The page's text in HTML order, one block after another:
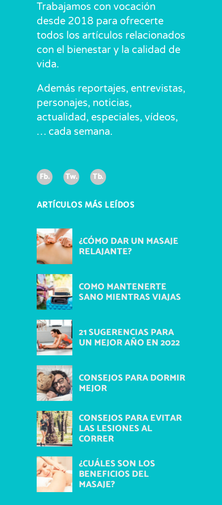
Trabajamos con vocación
desde 2018 para ofrecerte
todos los artículos relacionados
con el bienestar y la calidad de
vida.
Además reportajes, entrevistas,
personajes, noticias,
actualidad, especiales, vídeos,
… cada semana.
Fb. Tw. Tb.
ARTÍCULOS MÁS LEÍDOS
¿CÓMO DAR UN MASAJE
RELAJANTE?
COMO MANTENERTE
SANO MIENTRAS VIAJAS
21 SUGERENCIAS PARA
UN MEJOR AÑO EN 2022
CONSEJOS PARA DORMIR
MEJOR
CONSEJOS PARA EVITAR
LAS LESIONES AL
CORRER
¿CUÁLES SON LOS
BENEFICIOS DEL
MASAJE?